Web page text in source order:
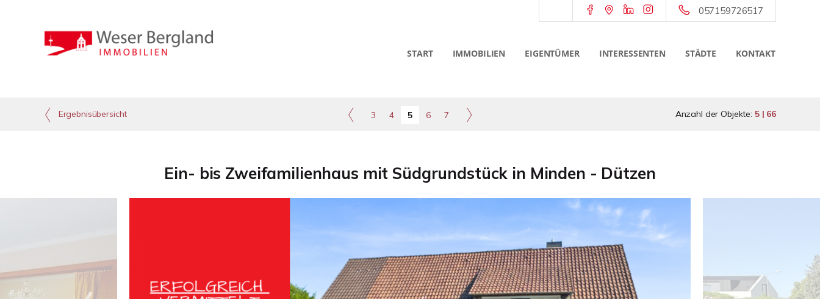
057159726517
START IMMOBILIEN EIGENTÜMER INTERESSENTEN STÄDTE KONTAKT
Ergebnisübersicht 3 4 5 6 7 Anzahl der Objekte: 5 | 66
Ein- bis Zweifamilienhaus mit Südgrundstück in Minden - Dützen